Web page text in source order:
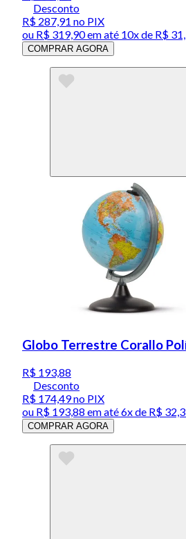
Desconto
R$ 287,91 no PIX
ou R$ 319,90em até 10x de R$
COMPRAR AGORA
Globo Terrestre Corallo
R$ 193,88
Desconto
R$ 174,49no PIX
ou R$ 193,88 em até6x de R$
COMPRAR AGORA